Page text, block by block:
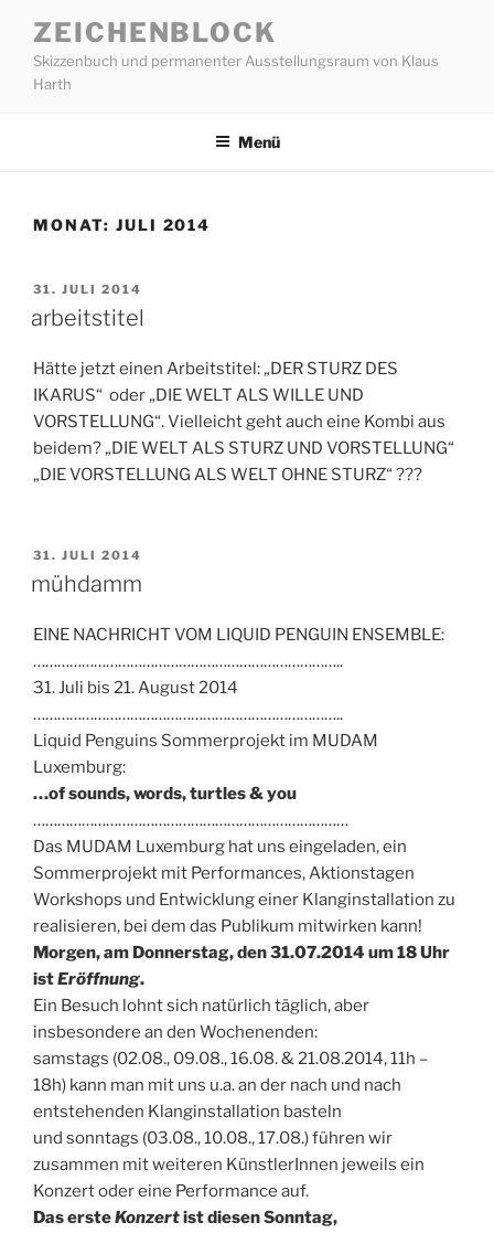
Inhalt
springen
ZEICHENBLOCK
Skizzenbuch und permanenter Ausstellungsraum von Klaus
Harth
Menü
MONAT: JULI 2014
VERÖFFENTLICHT
AM
31. JULI 2014
arbeitstitel
Hätte jetzt einen Arbeitstitel: „DER STURZ DES
IKARUS“ oder „DIE WELT ALS WILLE UND
VORSTELLUNG“. Vielleicht geht auch eine Kombi aus
beidem? „DIE WELT ALS STURZ UND VORSTELLUNG“
„DIE VORSTELLUNG ALS WELT OHNE STURZ“ ???
VERÖFFENTLICHT
AM
31. JULI 2014
mühdamm
EINE NACHRICHT VOM LIQUID PENGUIN ENSEMBLE:
…………………………………………………………………..
31. Juli bis 21. August 2014
…………………………………………………………………..
Liquid Penguins Sommerprojekt im MUDAM
Luxemburg:
…of sounds, words, turtles & you
……………………………………………………………………
Das MUDAM Luxemburg hat uns eingeladen, ein
Sommerprojekt mit Performances, Aktionstagen
Workshops und Entwicklung einer Klanginstallation zu
realisieren, bei dem das Publikum mitwirken kann!
Morgen, am Donnerstag, den 31.07.2014 um 18 Uhr
istEröffnung.
Ein Besuch lohnt sich natürlich täglich, aber
insbesondere an den Wochenenden:
samstags (02.08., 09.08., 16.08. & 21.08.2014, 11h –
18h) kann man mit uns u.a. an der nach und nach
entstehenden Klanginstallation basteln
und sonntags (03.08., 10.08., 17.08.) führen wir
zusammen mit weiteren KünstlerInnen jeweils ein
Konzert oder eine Performance auf.
Das ersteKonzertist diesen Sonntag,